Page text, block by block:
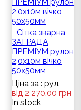
Сітка зварна
ЗАГРАДА
ПРЕМІУМ рулон
2,0х10м вічко
50х50мм
Ціна за : рул.
від 2 270,00 грн
In stock